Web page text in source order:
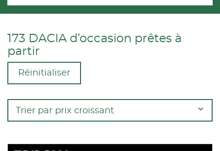
173 DACIA d’occasion prêtes à
partir
Réinitialiser
Trier par prix croissant